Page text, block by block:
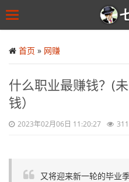
to
main
Toggle
首页 » 网赚
什么职业最赚钱？(
钱）
2023年02月06日 11:20:27
又将迎来新一轮的毕业